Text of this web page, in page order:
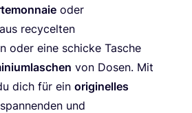
oder
aus recy­cel­ten
oder eine schi­cke Tasche
von Dosen. Mit
dich für ein ori­gi­nel­les
und